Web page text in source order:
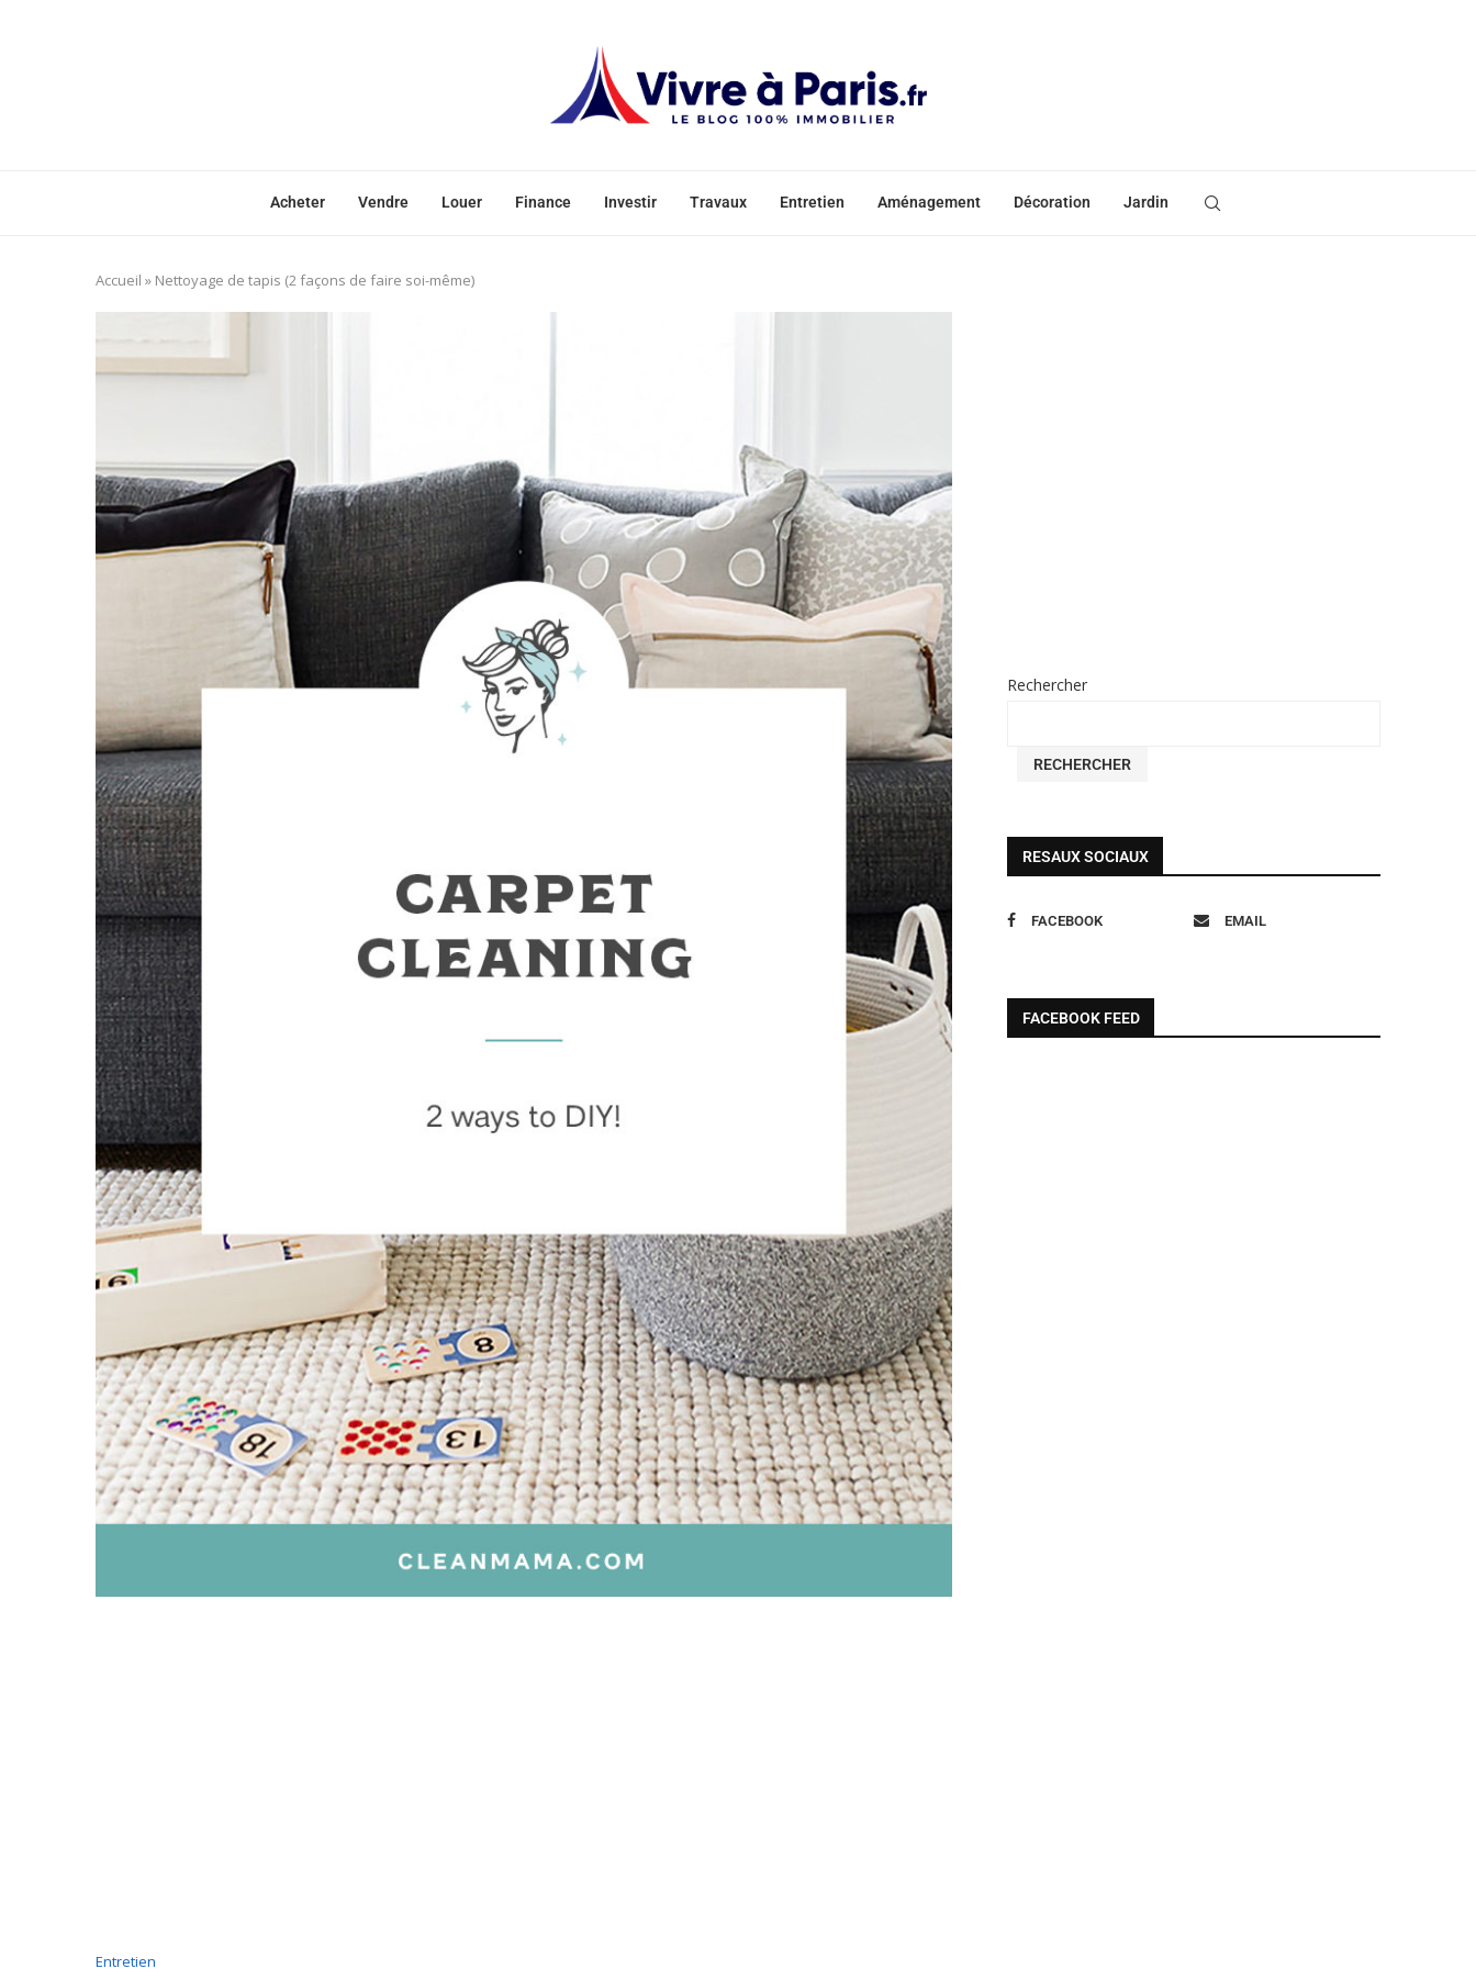
Acheter Vendre Louer Finance Investir Travaux Entretien Aménagement Décoration Jardin
Accueil » Nettoyage de tapis (2 façons de faire soi-même)
Entretien
Rechercher
RECHERCHER
RESAUX SOCIAUX
FACEBOOK EMAIL
FACEBOOK FEED